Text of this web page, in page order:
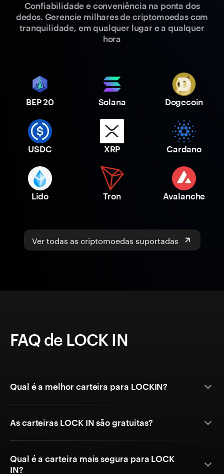
Confiabilidade e conveniência na ponta dos
dedos. Gerencie milhares de criptomoedas com
tranquilidade, em qualquer lugar e a qualquer
hora
BEP 20 Solana Dogecoin
USDC XRP Cardano
Lido Tron Avalanche
Ver todas as criptomoedas suportadas
FAQ de LOCK IN
Qual é a melhor carteira para LOCKIN?
As carteiras LOCK IN são gratuitas?
Qual é a carteira mais segura para LOCK
IN?